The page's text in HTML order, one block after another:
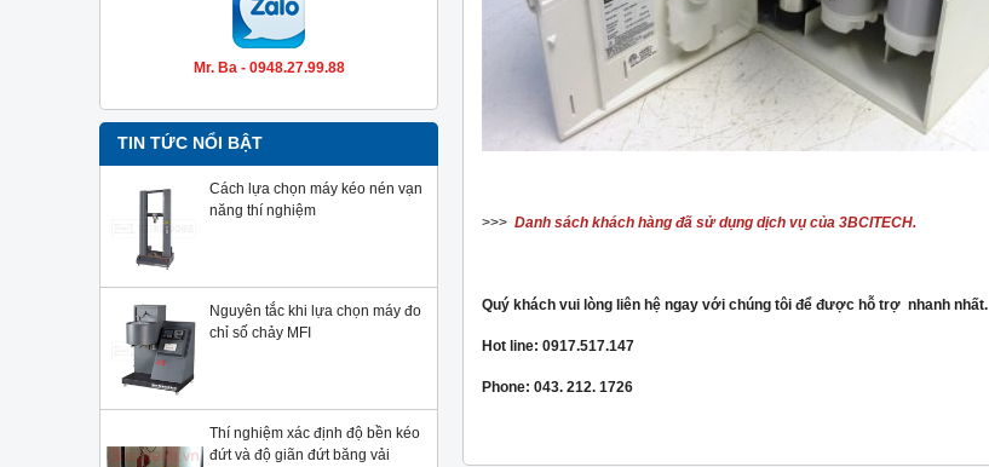
Mr. Ba - 0948.27.99.88
TIN TỨC NỔI BẬT
Cách lựa chọn máy kéo nén vạn
năng thí nghiệm
Nguyên tắc khi lựa chọn máy đo
chỉ số chảy MFI
Thí nghiệm xác định độ bền kéo
đứt và độ giãn đứt băng vải
>>> Danh sách khách hàng đã sử dụng dịch vụ của 3BCITECH.
Quý khách vui lòng liên hệ ngay với chúng tôi để được hỗ trợ nhanh nhất.
Hot line: 0917.517.147
Phone: 043. 212. 1726